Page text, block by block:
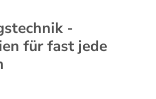
-
für fast jede